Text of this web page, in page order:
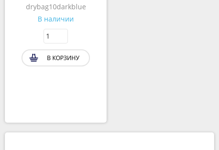
drybag10darkblue
В наличии
В КОРЗИНУ